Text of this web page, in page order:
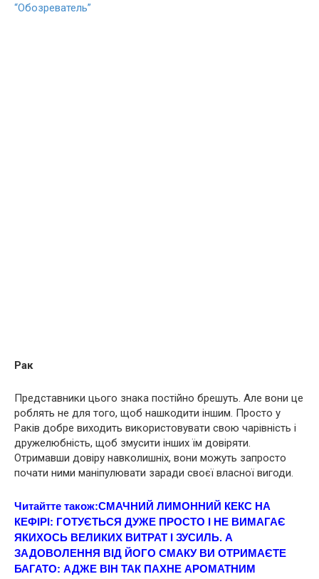
“Обозреватель”
Рaк
Представники цього знака постійно брешуть. Але вони це
роблять не для того, щоб нашкодити іншим. Просто у
Рaків добре виходить використовувати свою чарівність і
дружелюбність, щоб змусити інших їм довіряти.
Отримавши довіру навколишніх, вони можуть запросто
почати ними маніпулювати заради своєї власної вигоди.
Читайтте також:СМАЧНИЙ ЛИМОННИЙ КЕКС НА
КЕФІРІ: ГОТУЄТЬСЯ ДУЖЕ ПРОСТО І НЕ ВИМАГАЄ
ЯКИХОСЬ ВЕЛИКИХ ВИТРАТ І ЗУСИЛЬ. А
ЗАДОВОЛЕННЯ ВІД ЙОГО СМАКУ ВИ ОТРИМАЄТЕ
БАГАТО: АДЖЕ ВІН ТАК ПАХНЕ АРОМАТНИМ